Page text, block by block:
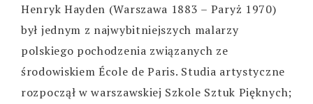
Henryk Hayden (Warszawa 1883 – Paryż 1970)
był jednym z najwybitniejszych malarzy
polskiego pochodzenia związanych ze
środowiskiem École de Paris. Studia artystyczne
rozpoczął w warszawskiej Szkole Sztuk Pięknych;